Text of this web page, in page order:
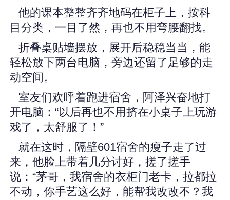
他的课本整整齐齐地码在柜子上，按科
目分类，一目了然，再也不用弯腰翻找。
折叠桌贴墙摆放，展开后稳稳当当，能
轻松放下两台电脑，旁边还留了足够的走
动空间。
室友们欢呼着跑进宿舍，阿泽兴奋地打
开电脑：“以后再也不用挤在小桌子上玩游
戏了，太舒服了！”
就在这时，隔壁601宿舍的瘦子走了过
来，他脸上带着几分讨好，搓了搓手
说：“茅哥，我宿舍的衣柜门老卡，拉都拉
不动，你手艺这么好，能帮我改改不？我